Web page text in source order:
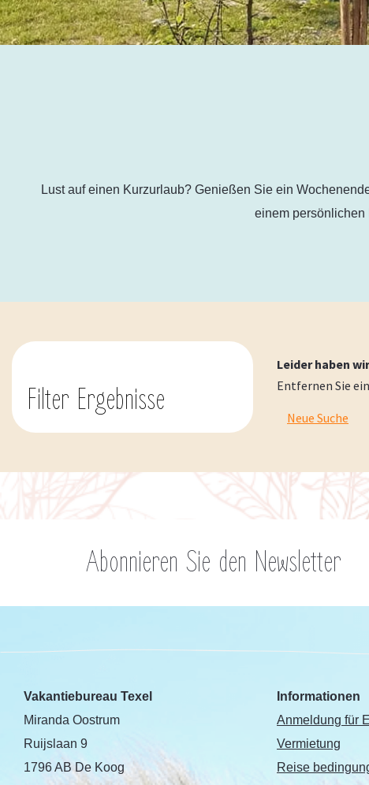
Lust auf einen Kurzurlaub? Genießen Sie ein
einem persönlichen
Filter Ergebnisse
Leider haben
Entfernen Sie
Neue Suche
Abonnieren Sie den Newsletter
Vakantiebureau Texel
Miranda Oostrum
Ruijslaan 9
1796 AB De Koog
Informationen
Anmeldung für
Vermietung
Reise